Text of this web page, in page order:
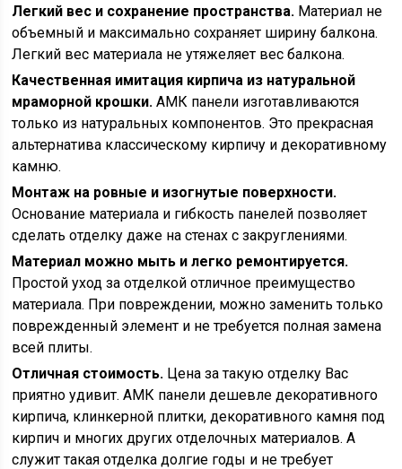
Легкий вес и сохранение пространства. Материал не
объемный и максимально сохраняет ширину балкона.
Легкий вес материала не утяжеляет вес балкона.
Качественная имитация кирпича из натуральной
мраморной крошки. АМК панели изготавливаются
только из натуральных компонентов. Это прекрасная
альтернатива классическому кирпичу и декоративному
камню.
Монтаж на ровные и изогнутые поверхности.
Основание материала и гибкость панелей позволяет
сделать отделку даже на стенах с закруглениями.
Материал можно мыть и легко ремонтируется.
Простой уход за отделкой отличное преимущество
материала. При повреждении, можно заменить только
поврежденный элемент и не требуется полная замена
всей плиты.
Отличная стоимость. Цена за такую отделку Вас
приятно удивит. АМК панели дешевле декоративного
кирпича, клинкерной плитки, декоративного камня под
кирпич и многих других отделочных материалов. А
служит такая отделка долгие годы и не требует